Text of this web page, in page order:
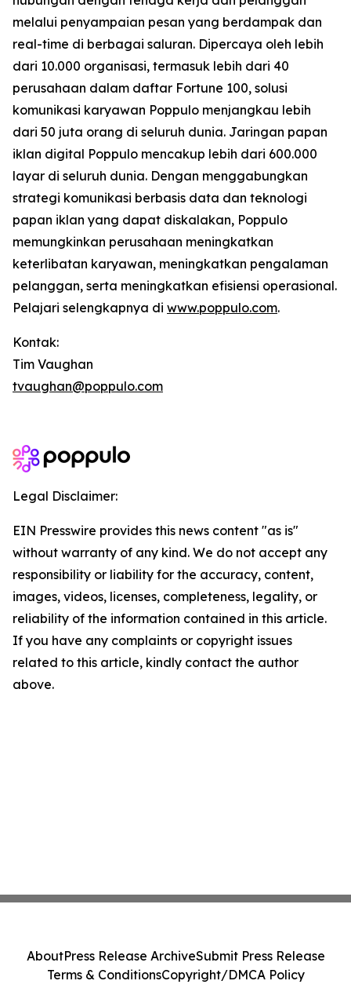
melalui penyampaian pesan yang berdampak dan
real-time di berbagai saluran. Dipercaya oleh lebih
dari 10.000 organisasi, termasuk lebih dari 40
perusahaan dalam daftar Fortune 100, solusi
komunikasi karyawan Poppulo menjangkau lebih
dari 50 juta orang di seluruh dunia. Jaringan papan
iklan digital Poppulo mencakup lebih dari 600.000
layar di seluruh dunia. Dengan menggabungkan
strategi komunikasi berbasis data dan teknologi
papan iklan yang dapat diskalakan, Poppulo
memungkinkan perusahaan meningkatkan
keterlibatan karyawan, meningkatkan pengalaman
pelanggan, serta meningkatkan efisiensi operasional.
Pelajari selengkapnya di www.poppulo.com.
Kontak:
Tim Vaughan
tvaughan@poppulo.com
Legal Disclaimer:
EIN Presswire provides this news content "as is"
without warranty of any kind. We do not accept any
responsibility or liability for the accuracy, content,
images, videos, licenses, completeness, legality, or
reliability of the information contained in this article.
If you have any complaints or copyright issues
related to this article, kindly contact the author
above.
AboutPress Release ArchiveSubmit Press Release
Terms & ConditionsCopyright/DMCA Policy